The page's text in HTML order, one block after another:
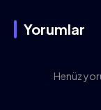
Yorumlar
Henüz